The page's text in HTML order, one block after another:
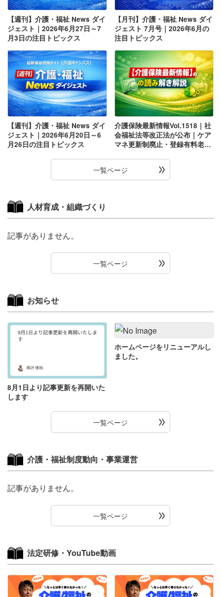
【週刊】介護・福祉 News ダイ
ジェスト｜2026年6月27日～7
月3日の注目トピックス
【月刊】介護・福祉 News ダイ
ジェスト 7月号｜2026年6月の
注目トピックス
【週刊】介護・福祉 News ダイ
ジェスト｜2026年6月20日～6
月26日の注目トピックス
介護保険最新情報Vol.1518｜社
会福祉法等改正法が公布｜ケア
マネ更新制廃止・登録有料老人
一覧ページ
人材育成・組織づくり
記事がありません。
一覧ページ
お知らせ
8月1日より記事更新を再開いた
します
ホームページをリニューアルし
ました。
一覧ページ
介護・福祉制度動向・事業運営
記事がありません。
一覧ページ
法定研修・YouTube動画